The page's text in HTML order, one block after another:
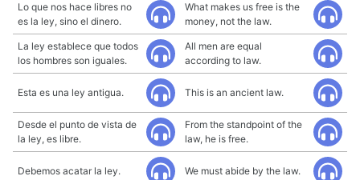
Lo que nos hace libres no
es la ley, sino el dinero.
What makes us free is the
money, not the law.
La ley establece que todos
los hombres son iguales.
All men are equal
according to law.
Esta es una ley antigua. This is an ancient law.
Desde el punto de vista de
la ley, es libre.
From the standpoint of the
law, he is free.
Debemos acatar la ley. We must abide by the law.